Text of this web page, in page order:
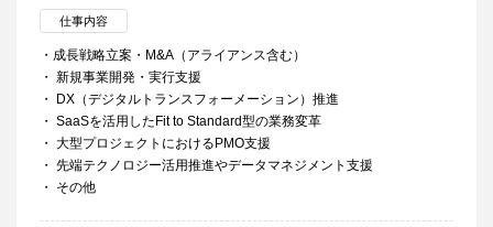
仕事内容
・成長戦略立案・M&A（アライアンス含む）
・ 新規事業開発・実行支援
・ DX（デジタルトランスフォーメーション）推進
・ SaaSを活用したFit to Standard型の業務変革
・ 大型プロジェクトにおけるPMO支援
・ 先端テクノロジー活用推進やデータマネジメント支援
・ その他